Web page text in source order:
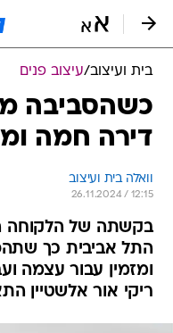
בית ועיצוב/עיצוב פנים
כשהסביבה
דירה חמה
וואלה בית ועיצוב
26.11.2024 / 12:15
בקשתה של הלקוחה
התל אביבית כך
ריקי אור אלשטיין